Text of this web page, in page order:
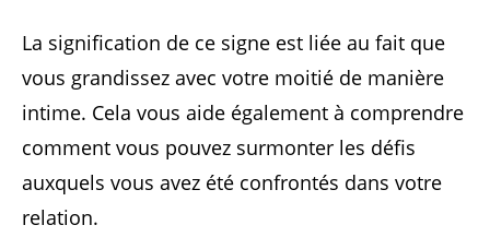
La signification de ce signe est liée au fait que
vous grandissez avec votre moitié de manière
intime. Cela vous aide également à comprendre
comment vous pouvez surmonter les défis
auxquels vous avez été confrontés dans votre
relation.